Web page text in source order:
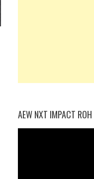
AEW NXT IMPACT ROH